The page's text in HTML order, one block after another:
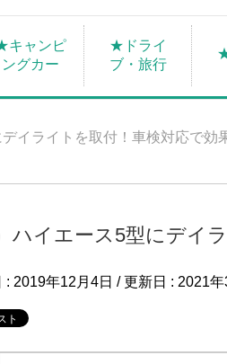
キャンピ
ングカー
★ドライ
ブ・旅行
デイライトを取付！車検対応で効
ハイエース5型にデイ
: 2019年12月4日 / 更新日 : 2021年